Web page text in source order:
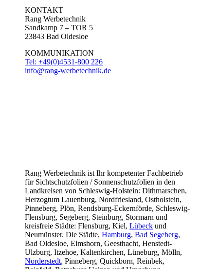
KONTAKT
Rang Werbetechnik
Sandkamp 7 – TOR 5
23843 Bad Oldesloe
KOMMUNIKATION
Tel: +49(0)4531-800 226
info@rang-werbetechnik.de
Rang Werbetechnik ist Ihr kompetenter Fachbetrieb
für Sichtschutzfolien / Sonnenschutzfolien in den
Landkreisen von Schleswig-Holstein: Dithmarschen,
Herzogtum Lauenburg, Nordfriesland, Ostholstein,
Pinneberg, Plön, Rendsburg-Eckernförde, Schleswig-
Flensburg, Segeberg, Steinburg, Stormarn und
kreisfreie Städte: Flensburg, Kiel,Lübeck und
Neumünster. Die Städte,Hamburg,Bad Segeberg,
Bad Oldesloe, Elmshorn, Geesthacht, Henstedt-
Ulzburg, Itzehoe, Kaltenkirchen, Lüneburg, Mölln,
Norderstedt, Pinneberg, Quickborn, Reinbek,